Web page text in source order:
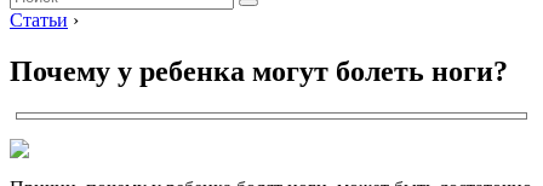
Статьи ›
Почему у ребенка могут болеть ноги?